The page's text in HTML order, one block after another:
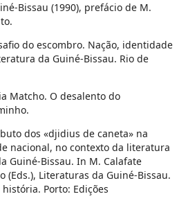
Bissau (1990), prefácio de M.
do escombro. Nação, identidade
da Guiné-Bissau. Rio de
Matcho. O desalento do
dos «djidius de caneta» na
nacional, no contexto da literatura
Guiné-Bissau. In M. Calafate
(Eds.), Literaturas da Guiné-Bissau.
Porto: Edições